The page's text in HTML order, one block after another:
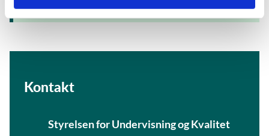
Kontakt
Styrelsen for Undervisning og Kvalitet